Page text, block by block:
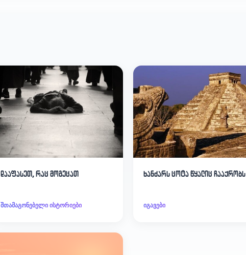
დააფასეთ, რაც მოგეცათ
შთამაგონებელი ისტორიები
ხანძარს ცოტა წყალიც ჩააქრობს
იგავები